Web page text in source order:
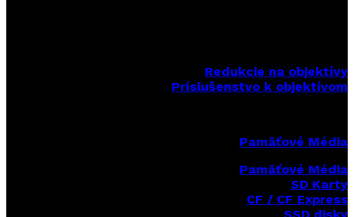
Redukcie na objektívy
Príslušenstvo k objektívom
Pamäťové Média
Pamäťové Média
SD Karty
CF / CF Express